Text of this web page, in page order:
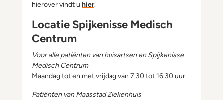
hierover vindt u hier.
Locatie Spijkenisse Medisch
Centrum
Voor alle patiënten van huisartsen en Spijkenisse
Medisch Centrum
Maandag tot en met vrijdag van 7.30 tot 16.30 uur.
Patiënten van Maasstad Ziekenhuis